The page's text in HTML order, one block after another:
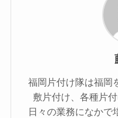
福岡片付け隊は福岡
敷片付け、各種片
日々の業務になかで